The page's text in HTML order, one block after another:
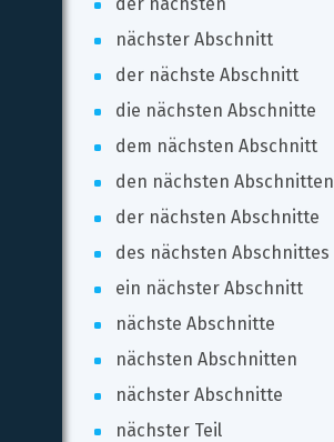
nächster Abschnitt
der nächste Abschnitt
die nächsten Abschnitte
dem nächsten Abschnitt
den nächsten Abschnitten
der nächsten Abschnitte
des nächsten Abschnittes
ein nächster Abschnitt
nächste Abschnitte
nächsten Abschnitten
nächster Abschnitte
nächster Teil